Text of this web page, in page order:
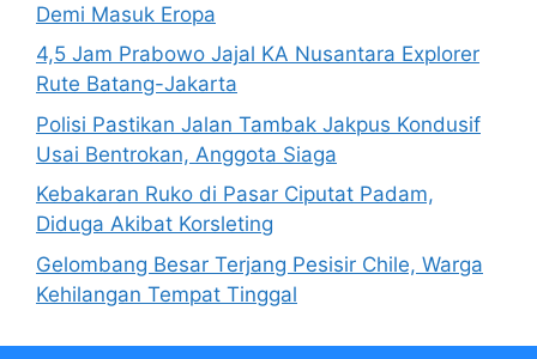
Demi Masuk Eropa
4,5 Jam Prabowo Jajal KA Nusantara Explorer
Rute Batang-Jakarta
Polisi Pastikan Jalan Tambak Jakpus Kondusif
Usai Bentrokan, Anggota Siaga
Kebakaran Ruko di Pasar Ciputat Padam,
Diduga Akibat Korsleting
Gelombang Besar Terjang Pesisir Chile, Warga
Kehilangan Tempat Tinggal